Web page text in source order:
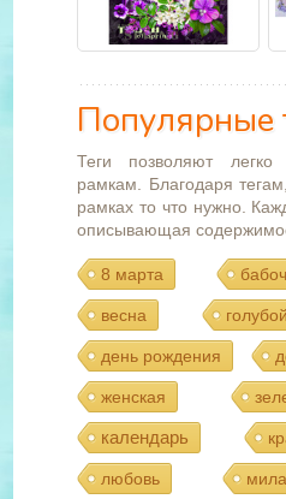
Популярные
Теги позволяют легко
рамкам. Благодаря
рамках то что нужно.
описывающая
8 марта
весна голубой
день рождения
женская
календарь
любовь